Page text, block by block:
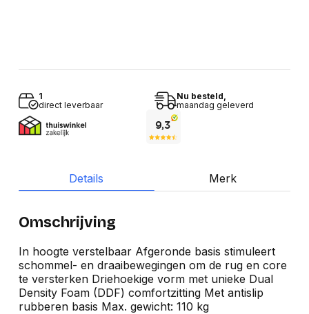
1
direct leverbaar
Nu besteld,
maandag geleverd
Details Merk
Omschrijving
In hoogte verstelbaar Afgeronde basis stimuleert
schommel- en draaibewegingen om de rug en core
te versterken Driehoekige vorm met unieke Dual
Density Foam (DDF) comfortzitting Met antislip
rubberen basis Max. gewicht: 110 kg